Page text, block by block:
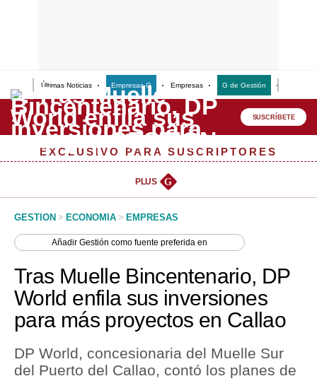
Últimas Noticias Empresas G Empresas G de Gestión
Lo último
Peru Quiosco
Management & Empleo
Perú
Política
Finanzas Personales
SUSCRÍBETE
EXCLUSIVO PARA SUSCRIPTORES
PLUS G
GESTION > ECONOMIA > EMPRESAS
AñadirGestión como fuente preferida en
Tras Muelle Bincentenario, DP
World enfila sus inversiones
para más proyectos en Callao
DP World, concesionaria del Muelle Sur
del Puerto del Callao, contó los planes de